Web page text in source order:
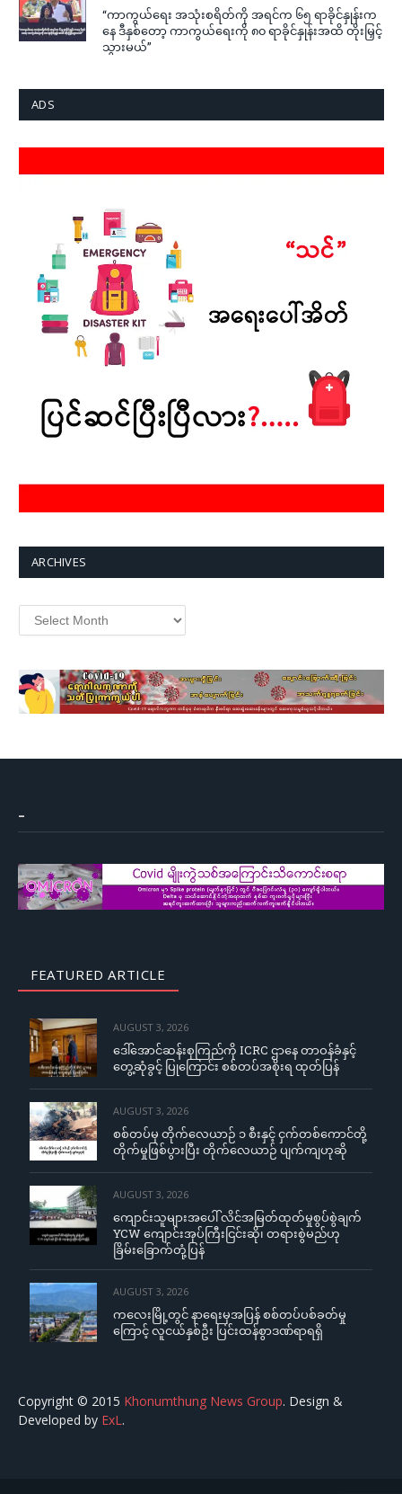
“ကာကွယ်ရေး အသုံးစရိတ်ကို အရင်က ၆၅ ရာခိုင်နှုန်းက
နေ ဒီနှစ်တော့ ကာကွယ်ရေးကို ၈၀ ရာခိုင်နှုန်းအထိ တိုးမြှင့်
သွားမယ်”
ADS
ARCHIVES
–
FEATURED ARTICLE
AUGUST 3, 2026
ဒေါ်အောင်ဆန်းစုကြည်ကို ICRC ဌာနေ တာဝန်ခံနှင့်
တွေ့ဆုံခွင့် ပြုကြောင်း စစ်တပ်အစိုးရ ထုတ်ပြန်
AUGUST 3, 2026
စစ်တပ်မှ တိုက်လေယာဉ် ၁ စီးနှင့် ငှက်တစ်ကောင်တို့
တိုက်မှုဖြစ်ပွားပြီး တိုက်လေယာဉ် ပျက်ကျဟုဆို
AUGUST 3, 2026
ကျောင်းသူများအပေါ် လိင်အမြတ်ထုတ်မှုစွပ်စွဲချက်
YCW ကျောင်းအုပ်ကြီးငြင်းဆို၊ တရားစွဲမည်ဟု
ခြိမ်းခြောက်တုံ့ပြန်
AUGUST 3, 2026
ကလေးမြို့တွင် နာရေးမှအပြန် စစ်တပ်ပစ်ခတ်မှု
ကြောင့် လူငယ်နှစ်ဦး ပြင်းထန်စွာဒဏ်ရာရရှိ
Copyright © 2015 Khonumthung News Group. Design &
Developed by ExL .